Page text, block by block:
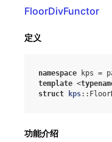
FloorDivFunctor
定义
namespace kps =
template <
struct
kps: :
功能介绍